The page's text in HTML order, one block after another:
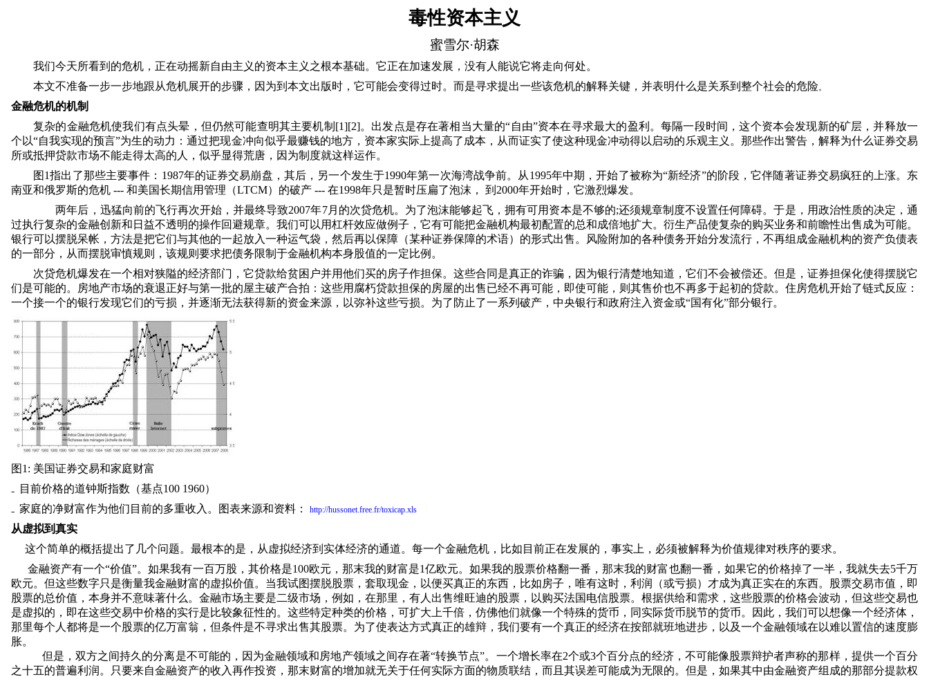
毒性资本主义
蜜雪尔·胡森
我们今天所看到的危机，正在动摇新自由主义的资本主义之根本基础。它正在加速发展，没有人能说它将走向何处。
本文不准备一步一步地跟从危机展开的步骤，因为到本文出版时，它可能会变得过时。而是寻求提出一些该危机的解释关键，并表明什么是关系到整个社会的危险。
金融危机的机制
复杂的金融危机使我们有点头晕，但仍然可能查明其主要机制 [1][2]。出发点是存在著相当大量的“自由”资本在寻求最大的盈利。每隔一段时间，这个资本会发现新的矿层，并释放一
个以“自我实现的预言”为生的动力：通过把现金冲向似乎最赚钱的地方，资本家实际上提高了成本，从而证实了使这种现金冲动得以启动的乐观主义。那些作出警告，解释为什么证券交易
所或抵押贷款市场不能走得太高的人，似乎显得荒唐，因为制度就这样运作。
图1指出了那些主要事件： 1987年的证券交易崩盘，其后，另一个发生于1990年第一次海湾战争前。从 1995年中期，开始了被称为“新经济”的阶段，它伴随著证券交易疯狂的上涨。东
南亚和俄罗斯的危机 --- 和美国长期信用管理（LTCM）的破产 --- 在1998年只是暂时压扁了泡沫， 到 2000年开始时，它激烈爆发。
两年后，迅猛向前的飞行再次开始，并最终导致2007年7月的次贷危机。为了泡沫能够起飞，拥有可用资本是不够的;还须规章制度不设置任何障碍。于是，用政治性质的决定，通
过执行复杂的金融创新和日益不透明的操作回避规章。我们可以用杠杆效应做例子，它有可能把金融机构最初配置的总和成倍地扩大。衍生产品使复杂的购买业务和前瞻性出售成为可能。
银行可以摆脱呆帐，方法是把它们与其他的一起放入一种运气袋，然后再以保障（某种证券保障的术语）的形式出售。风险附加的各种债务开始分发流行，不再组成金融机构的资产负债表
的一部分，从而摆脱审慎规则，该规则要求把债务限制于金融机构本身股值的一定比例。
次贷危机爆发在一个相对狭隘的经济部门，它贷款给贫困户并用他们买的房子作担保。这些合同是真正的诈骗，因为银行清楚地知道，它们不会被偿还。但是，证券担保化使得摆脱它
们是可能的。房地产市场的衰退正好与第一批的屋主破产合拍：这些用腐朽贷款担保的房屋的出售已经不再可能，即使可能，则其售价也不再多于起初的贷款。住房危机开始了链式反应：
一个接一个的银行发现它们的亏损，并逐渐无法获得新的资金来源，以弥补这些亏损。为了防止了一系列破产，中央银行和政府注入资金或“国有化”部分银行。
图1: 美国证券交易和家庭财富
目前价格的道钟斯指数（基点100 1960）
家庭的净财富作为他们目前的多重收入。图表来源和资料：
http://hussonet.free.fr/toxicap.xls
从虚拟到真实
这个简单的概括提出了几个问题。最根本的是，从虚拟经济到实体经济的通道。每一个金融危机，比如目前正在发展的，事实上，必须被解释为价值规律对秩序的要求。
金融资产有一个“价值”。如果我有一百万股，其价格是100欧元，那末我的财富是1亿欧元。如果我的股票价格翻一番，那末我的财富也翻一番，如果它的价格掉了一半，我就失去5千万
欧元。但这些数字只是衡量我金融财富的虚拟价值。当我试图摆脱股票，套取现金，以便买真正的东西，比如房子，唯有这时，利润（或亏损）才成为真正实在的东西。股票交易市值，即
股票的总价值，本身并不意味著什么。金融市场主要是二级市场，例如，在那里，有人出售维旺迪的股票，以购买法国电信股票。根据供给和需求，这些股票的价格会波动，但这些交易也
是虚拟的，即在这些交易中价格的实行是比较象征性的。这些特定种类的价格，可扩大上千倍，仿佛他们就像一个特殊的货币，同实际货币脱节的货币。因此，我们可以想像一个经济体，
那里每个人都将是一个股票的亿万富翁，但条件是不寻求出售其股票。为了使表达方式真正的雄辩，我们要有一个真正的经济在按部就班地进步，以及一个金融领域在以难以置信的速度膨
胀。
但是，双方之间持久的分离是不可能的，因为金融领域和房地产领域之间存在著“转换节点”。一个增长率在2个或3个百分点的经济，不可能像股票辩护者声称的那样，提供一个百分
之十五的普遍利润。只要来自金融资产的收入再作投资，那末财富的增加就无关于任何实际方面的物质联结，而且其误差可能成为无限的。但是，如果其中由金融资产组成的那部分提款权